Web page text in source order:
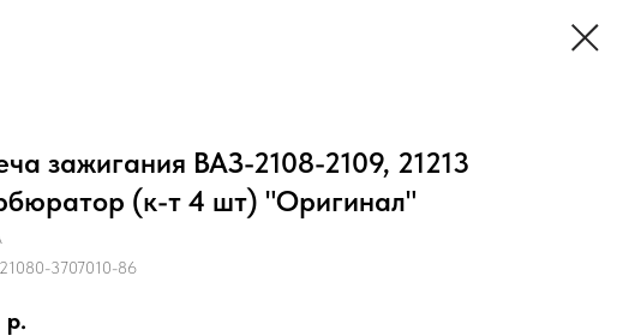
зажигания ВАЗ-2108-2109, 21213
(к-т 4 шт) "Оригинал"
21080-3707010-86
р.